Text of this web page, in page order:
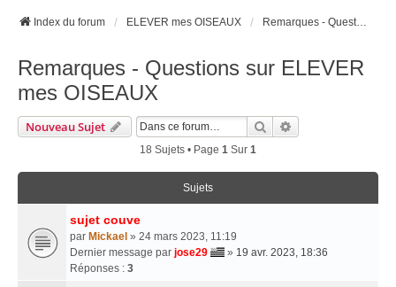
Index du forum ELEVER mes OISEAUX
Remarques - Questions sur ELEVER
mes OISEAUX
Nouveau Sujet Rechercher
18 Sujets • Page 1 Sur 1
Sujets
sujet couve
par Mickael » 24 mars 2023, 11:19
Dernier message par jose29 » 19 avr. 2023, 18:36
Réponses : 3